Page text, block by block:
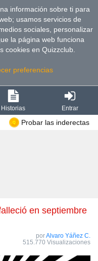
información sobre ti para
usamos servicios de
sociales, personalizar
la página web funciona
cookies en Quizzclub.
preferencias
Historias Entrar
Probar las inderectas
porAlvaro Yáñez C.
515.770 Visualizaciones